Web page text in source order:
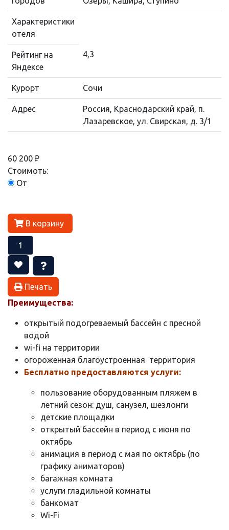
Характеристики
отеля
Рейтинг на
Яндексе
4,3
Курорт Сочи
Адрес
Россия, Краснодарский край, п.
Лазаревское, ул. Свирская, д. 3/1
60 200 ₽
Стоимоть:
От
В корзину
Печать
Преимущества:
открытый подогреваемый бассейн с пресной
водой
wi-fi на территории
огороженная благоустроенная территория
Бесплатно предоставляются услуги:
пользование оборудованным пляжем в
летний сезон: душ, санузел, шезлонги
детские площадки
открытый бассейн в период с июня по
октябрь
анимация в период с мая по октябрь (по
графику аниматоров)
багажная комната
услуги гладильной комнаты
банкомат
Wi-Fi